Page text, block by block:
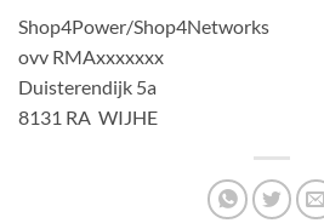
Shop4Power/Shop4Networks
ovv RMAxxxxxxx
Duisterendijk 5a
8131 RA WIJHE